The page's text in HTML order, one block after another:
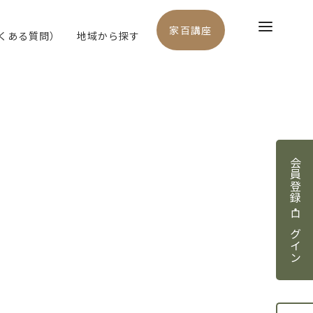
会員登録・ログイン
ある質問） 地域から探す 家百講座